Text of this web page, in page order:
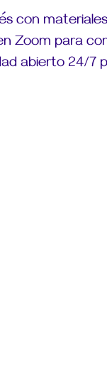
con
Zoom para
abierto 24/7